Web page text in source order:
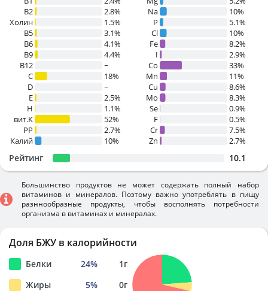
B2
2.8%
Холин
1.5%
B5
3.1%
B6
4.1%
B9
4.4%
B12
~
C
18%
D
~
E
2.5%
H
1.1%
вит.К
52%
PP
2.7%
Калий
10%
Na
10%
P
5.1%
Cl
10%
Fe
8.2%
I
2.9%
Co
33%
Mn
11%
Cu
8.6%
Mo
8.3%
Se
0.9%
F
0.5%
Cr
7.5%
Zn
2.7%
Рейтинг 10.1
Большинство продуктов не может содержать полный набор
витаминов и минералов. Поэтому важно употреблять в пищу
разннообразные продукты, чтобы восполнять потребности
организма в витаминах и минералах.
Доля БЖУ в калорийности
Белки 24% 1г
Жиры
5% 0г